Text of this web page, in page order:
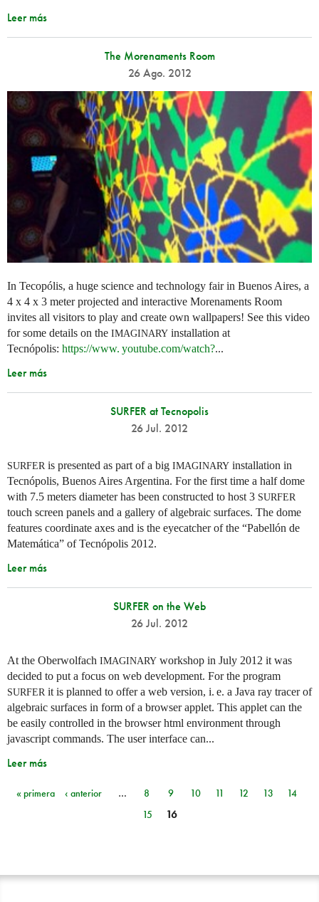
Leer más
The Morenaments Room
26 Ago. 2012
In Tecopólis, a huge science and technology fair in Buenos Aires, a
4 x 4 x 3 meter projected and interactive Morenaments Room
invites all visitors to play and create own wallpapers! See this video
for some details on the IMAGINARY installation at
Tecnópolis: https://www. youtube.com/watch?...
Leer más
SURFER at Tecnopolis
26 Jul. 2012
SURFER is presented as part of a big IMAGINARY installation in
Tecnópolis, Buenos Aires Argentina. For the first time a half dome
with 7.5 meters diameter has been constructed to host 3 SURFER
touch screen panels and a gallery of algebraic surfaces. The dome
features coordinate axes and is the eyecatcher of the “Pabellón de
Matemática” of Tecnópolis 2012.
Leer más
SURFER on the Web
26 Jul. 2012
At the Oberwolfach IMAGINARY workshop in July 2012 it was
decided to put a focus on web development. For the program
SURFER it is planned to offer a web version, i. e. a Java ray tracer of
algebraic surfaces in form of a browser applet. This applet can the
be easily controlled in the browser html environment through
javascript commands. The user interface can...
Leer más
Páginas
« primera ‹ anterior … 8 9 10 11 12 13
14
15
16